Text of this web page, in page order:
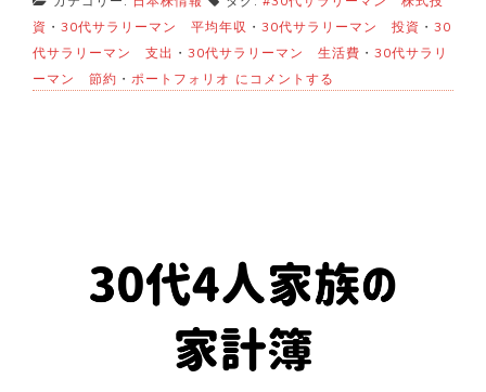
資 ・ 30代サラリーマン 平均年収 ・ 30代サラリーマン 投資 ・ 30
代サラリーマン 支出 ・ 30代サラリーマン 生活費 ・ 30代サラリ
ーマン 節約 ・ ポートフォリオ テ
リ
オ
公
にコメントする